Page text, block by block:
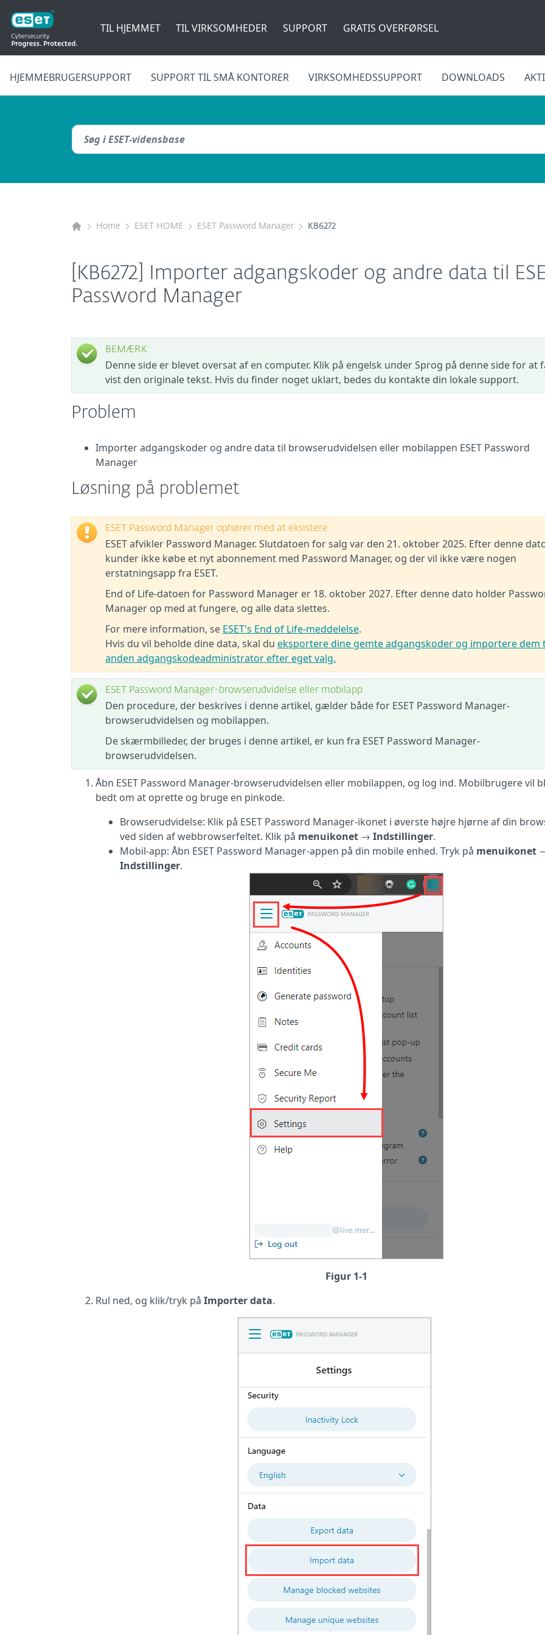
TIL HJEMMET TIL VIRKSOMHEDER SUPPORT GRATIS OVERFØRSEL
HJEMMEBRUGERSUPPORT SUPPORT TIL SMÅ KONTORER VIRKSOMHEDSSUPPORT DOWNLOADS
Home ESET HOME ESET Password Manager KB6272
[KB6272] Importer adgangskoder og andre data til
Password Manager
BEMÆRK:
Denne side er blevet oversat af en computer. Klik på engelsk under Sprog på denne side for at
vist den originale tekst. Hvis du finder noget uklart, bedes du kontakte din lokale support.
Problem
Importer adgangskoder og andre data til browserudvidelsen eller mobilappen ESET Password
Manager
Løsning på problemet
ESET Password Manager ophører med at eksistere
ESET afvikler Password Manager. Slutdatoen for salg var den 21. oktober 2025. Efter denne
kunder ikke købe et nyt abonnement med Password Manager, og der vil ikke være nogen
erstatningsapp fra ESET.
End of Life-datoen for Password Manager er 18. oktober 2027. Efter denne dato holder
Manager op med at fungere, og alle data slettes.
For mere information, se ESET's End of Life-meddelelse.
Hvis du vil beholde dine data, skal du eksportere dine gemte adgangskoder og importere dem
anden adgangskodeadministrator efter eget valg.
ESET Password Manager-browserudvidelse eller mobilapp
Den procedure, der beskrives i denne artikel, gælder både for ESET Password Manager-
browserudvidelsen og mobilappen.
De skærmbilleder, der bruges i denne artikel, er kun fra ESET Password Manager-
browserudvidelsen.
Åbn ESET Password Manager-browserudvidelsen eller mobilappen, og log ind. Mobilbrugere vil
bedt om at oprette og bruge en pinkode.
Browserudvidelse: Klik på ESET Password Manager-ikonet i øverste højre hjørne af din
ved siden af webbrowserfeltet. Klik på menuikonet → Indstillinger.
Mobil-app: Åbn ESET Password Manager-appen på din mobile enhed. Tryk på menuikonet
Indstillinger.
Figur 1-1
Rul ned, og klik/tryk på Importer data.